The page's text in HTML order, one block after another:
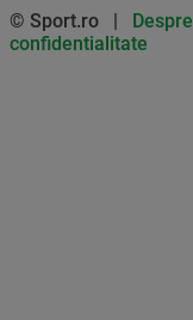
© Sport.ro | Despre
confidentialitate